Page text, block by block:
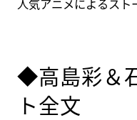
人気アニメによるスト
◆高島彩＆
ト全文